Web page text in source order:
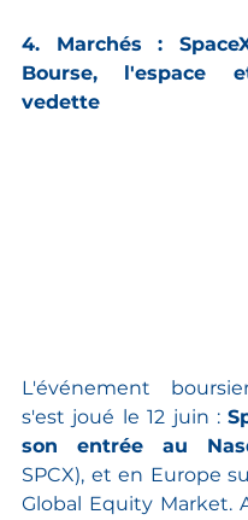
4. Marchés :
Bourse, l'espace
vedette
L'événement
s'est joué le 12 juin :
son entrée au
SPCX), et en Europe
Global Equity Market.